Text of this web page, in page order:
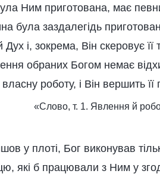
Ним приготована, має
була заздалегідь
і, зокрема, Він скеровує її
обраних Богом немає
роботу, і Він вершить її
«Слово, т. 1. Явлення й
у плоті, Бог виконував
які б працювали з Ним у